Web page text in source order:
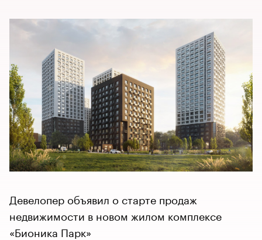
​​​​​​​Девелопер объявил о старте продаж
недвижимости в новом жилом комплексе
«Бионика Парк»